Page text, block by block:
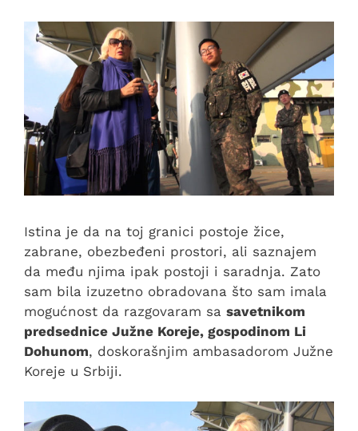
Istina je da na toj granici postoje žice,
zabrane, obezbeđeni prostori, ali saznajem
da među njima ipak postoji i saradnja. Zato
sam bila izuzetno obradovana što sam imala
mogućnost da razgovaram sa savetnikom
predsednice Južne Koreje, gospodinom Li
Dohunom, doskorašnjim ambasadorom Južne
Koreje u Srbiji.